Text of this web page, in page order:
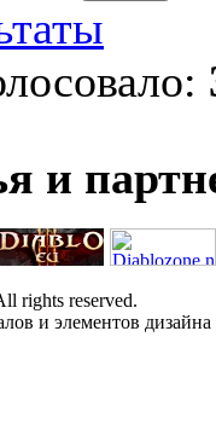
и
rights reserved.
и элементов